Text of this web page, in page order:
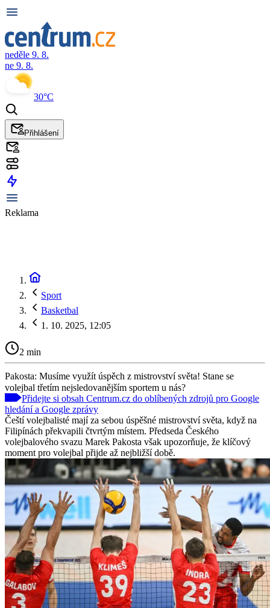
neděle 9. 8.
ne 9. 8.
30°C
Přihlášení
Reklama
Sport
Basketbal
1. 10. 2025, 12:05
2 min
Pakosta: Musíme využít úspěch z mistrovství světa! Stane se
volejbal třetím nejsledovanějším sportem u nás?
Přidejte si obsah Centrum.cz do oblíbených zdrojů pro Google
hledání a Google zprávy
Čeští volejbalisté mají za sebou úspěšné mistrovství světa, když na
Filipínách překvapili čtvrtým místem. Předseda Českého
volejbalového svazu Marek Pakosta však upozorňuje, že klíčový
moment pro volejbal přijde až nejbližší době.